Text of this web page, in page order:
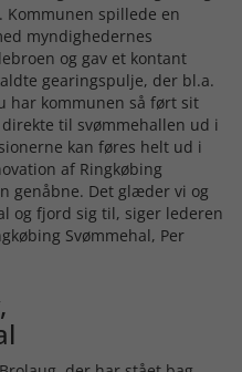
Kommunen spillede en
myndighedernes
og gav et kontant
gearingspulje, der bl.a.
har kommunen så ført sit
til svømmehallen ud i
kan føres helt ud i
af Ringkøbing
genåbne. Det glæder vi og
og fjord sig til, siger lederen
Svømmehal, Per